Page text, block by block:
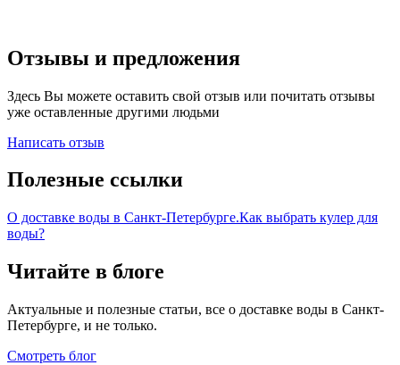
Отзывы и предложения
Здесь Вы можете оставить свой отзыв или почитать отзывы
уже оставленные другими людьми
Написать отзыв
Полезные ссылки
О доставке воды в Санкт-Петербурге.Как выбрать кулер для
воды?
Читайте в блоге
Актуальные и полезные статьи, все о доставке воды в Санкт-
Петербурге, и не только.
Смотреть блог